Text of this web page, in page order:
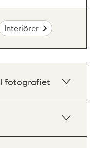
Interiörer
fotografiet